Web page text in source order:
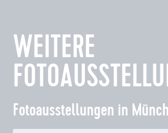
WEITERE
Fotoausstellungen in